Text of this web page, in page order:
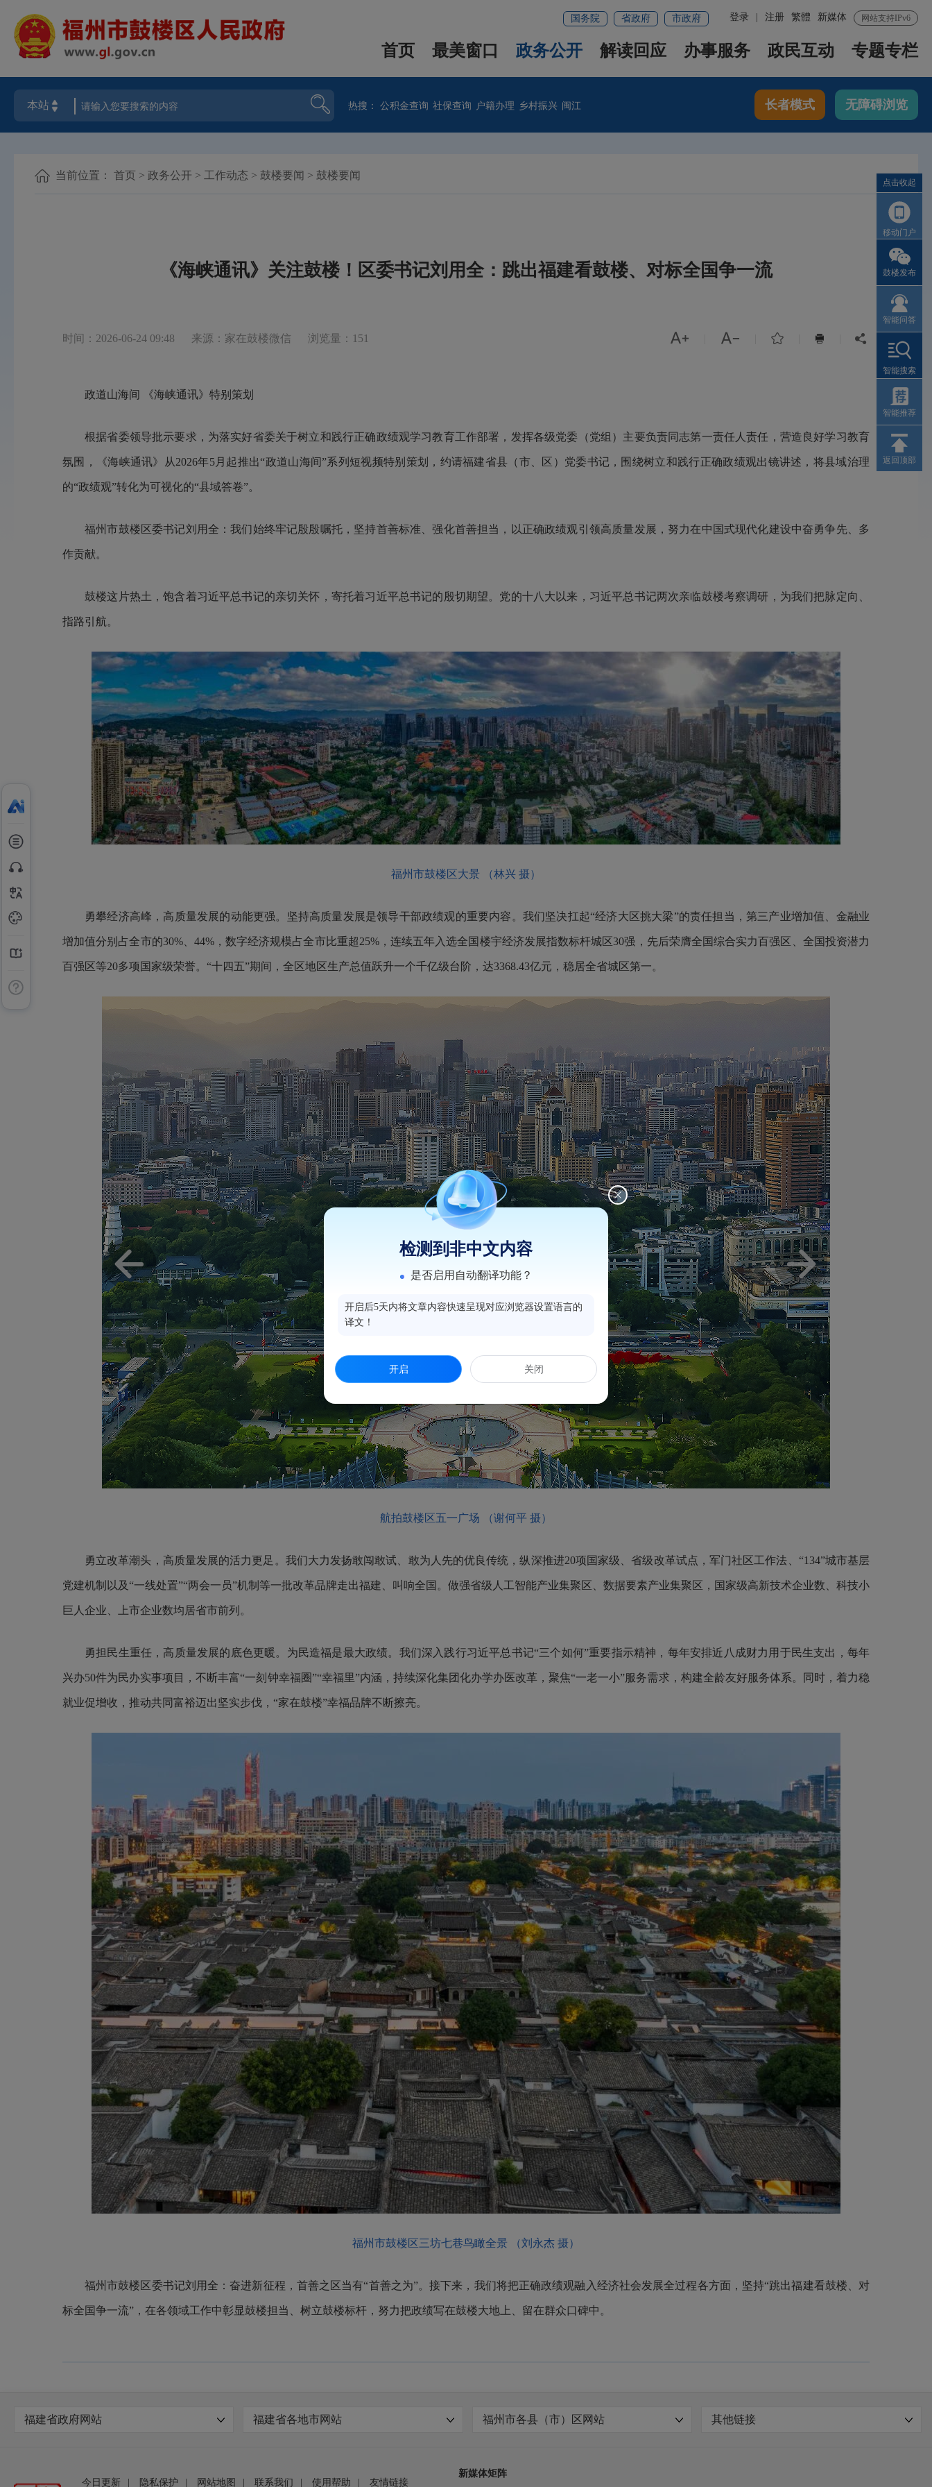
网站支持IPv6
新媒体
繁體
登录 注册
国务院 省政府 市政府
首页 最美窗口 政务公开 解读回应 办事服务 政民互动 专题专栏
热搜：公积金查询 社保查询 户籍办理 乡村振兴 闽江 长者模式 无障碍浏览
当前位置： 首页 > 政务公开 > 工作动态 > 鼓楼要闻 > 鼓楼要闻
《海峡通讯》关注鼓楼！区委书记刘用全：跳出福建看鼓楼、对标全国争一流
时间：2026-06-24 09:48 来源：家在鼓楼微信 浏览量：151     
政道山海间 《海峡通讯》特别策划
根据省委领导批示要求，为落实好省委关于树立和践行正确政绩观学习教育工作部署，发挥各级党委（党组）主要负责同志第一责任人责任，营造良好学习教育
氛围，《海峡通讯》从2026年5月起推出“政道山海间”系列短视频特别策划，约请福建省县（市、区）党委书记，围绕树立和践行正确政绩观出镜讲述，将县域治理
的“政绩观”转化为可视化的“县域答卷”。
福州市鼓楼区委书记刘用全：我们始终牢记殷殷嘱托，坚持首善标准、强化首善担当，以正确政绩观引领高质量发展，努力在中国式现代化建设中奋勇争先、多
作贡献。
鼓楼这片热土，饱含着习近平总书记的亲切关怀，寄托着习近平总书记的殷切期望。党的十八大以来，习近平总书记两次亲临鼓楼考察调研，为我们把脉定向、
指路引航。
福州市鼓楼区大景 （林兴 摄）
勇攀经济高峰，高质量发展的动能更强。坚持高质量发展是领导干部政绩观的重要内容。我们坚决扛起“经济大区挑大梁”的责任担当，第三产业增加值、金融业
增加值分别占全市的30%、44%，数字经济规模占全市比重超25%，连续五年入选全国楼宇经济发展指数标杆城区30强，先后荣膺全国综合实力百强区、全国投资潜力
百强区等20多项国家级荣誉。“十四五”期间，全区地区生产总值跃升一个千亿级台阶，达3368.43亿元，稳居全省城区第一。
航拍鼓楼区五一广场 （谢何平 摄）
勇立改革潮头，高质量发展的活力更足。我们大力发扬敢闯敢试、敢为人先的优良传统，纵深推进20项国家级、省级改革试点，军门社区工作法、“134”城市基层
党建机制以及“一线处置”“两会一员”机制等一批改革品牌走出福建、叫响全国。做强省级人工智能产业集聚区、数据要素产业集聚区，国家级高新技术企业数、科技小
巨人企业、上市企业数均居省市前列。
勇担民生重任，高质量发展的底色更暖。为民造福是最大政绩。我们深入践行习近平总书记“三个如何”重要指示精神，每年安排近八成财力用于民生支出，每年
兴办50件为民办实事项目，不断丰富“一刻钟幸福圈”“幸福里”内涵，持续深化集团化办学办医改革，聚焦“一老一小”服务需求，构建全龄友好服务体系。同时，着力稳
就业促增收，推动共同富裕迈出坚实步伐，“家在鼓楼”幸福品牌不断擦亮。
福州市鼓楼区三坊七巷鸟瞰全景 （刘永杰 摄）
福州市鼓楼区委书记刘用全：奋进新征程，首善之区当有“首善之为”。接下来，我们将把正确政绩观融入经济社会发展全过程各方面，坚持“跳出福建看鼓楼、对
标全国争一流”，在各领域工作中彰显鼓楼担当、树立鼓楼标杆，努力把政绩写在鼓楼大地上、留在群众口碑中。
福建省政府网站 福建省各地市网站 福州市各县（市）区网站 其他链接
今日更新 隐私保护 网站地图 联系我们 使用帮助 友情链接
新媒体矩阵
点击收起
移动门户
鼓楼发布
智能问答
智能搜索
智能推荐
返回顶部
检测到非中文内容
是否启用自动翻译功能？
开启后5天内将文章内容快速呈现对应浏览器设置语言的
译文！
开启 关闭